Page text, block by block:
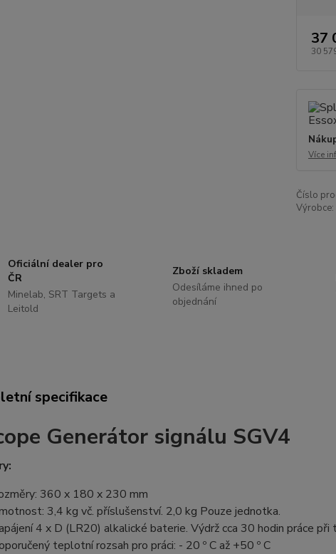
37
30
Více
Číslo
Výrobce:
Oficiální dealer pro
ČR
Minelab, SRT Targets a
Leitold
Zboží skladem
Odesíláme ihned po
objednání
specifikace
Generátor signálu SGV4
360 x 180 x 230 mm
3,4 kg vč. příslušenství. 2,0 kg Pouze jednotka.
4 x D (LR20) alkalické baterie. Výdrž cca 30 hodin práce
teplotní rozsah pro práci: - 20 º C až +50 º C